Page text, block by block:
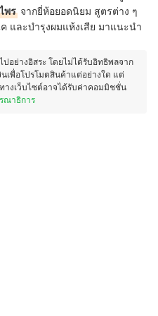
พร จากยี่ห้อยอดนิยม สูตรต่าง ๆ
และบำรุงผมแห้งเสีย มาแนะนำ
อย่างอิสระ โดยไม่ได้รับอิทธิพลจาก
เพื่อโปรโมตสินค้าแต่อย่างใด แต่
างเว็บไซต์อาจได้รับค่าคอมมิชชั่น
ณาธิการ